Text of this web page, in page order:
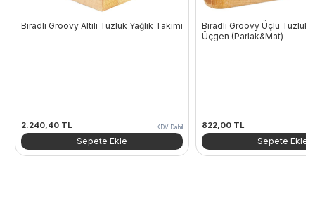
Biradlı Groovy Altılı Tuzluk Yağlık Takımı
2.240,40 TL KDV Dahil
Sepete Ekle
Biradlı Groovy Üçlü Tuzluk
Üçgen (Parlak&Mat)
822,00 TL
Sepete Ekle